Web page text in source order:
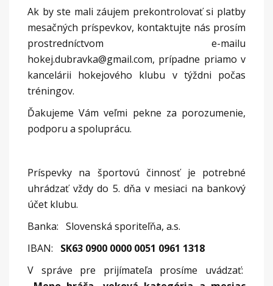
Ak by ste mali záujem prekontrolovať si platby
mesačných príspevkov, kontaktujte nás prosím
prostredníctvom e-mailu
hokej.dubravka@gmail.com, prípadne priamo v
kancelárii hokejového klubu v týždni počas
tréningov.
Ďakujeme Vám veľmi pekne za porozumenie,
podporu a spoluprácu.
Príspevky na športovú činnosť je potrebné
uhrádzať vždy do 5. dňa v mesiaci na bankový
účet klubu.
Banka: Slovenská sporiteľňa, a.s.
IBAN: SK63 0900 0000 0051 0961 1318
V správe pre prijímateľa prosíme uvádzať: